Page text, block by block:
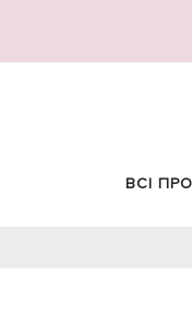
ВСІ